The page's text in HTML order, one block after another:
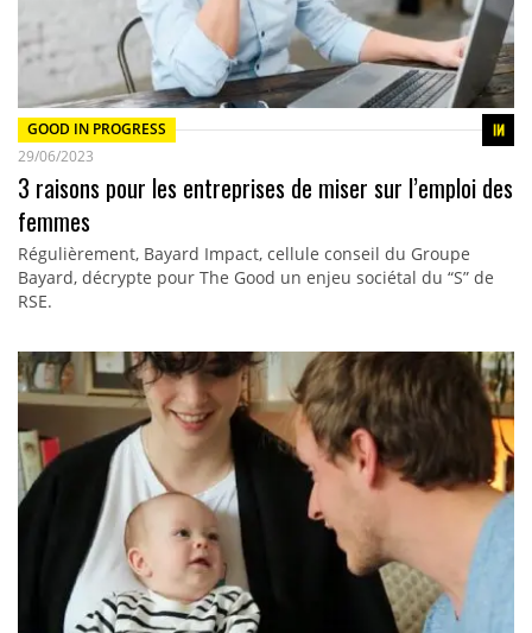
GOOD IN PROGRESS
29/06/2023
3 raisons pour les entreprises de miser sur l’emploi des
femmes
Régulièrement, Bayard Impact, cellule conseil du Groupe
Bayard, décrypte pour The Good un enjeu sociétal du “S” de
RSE.